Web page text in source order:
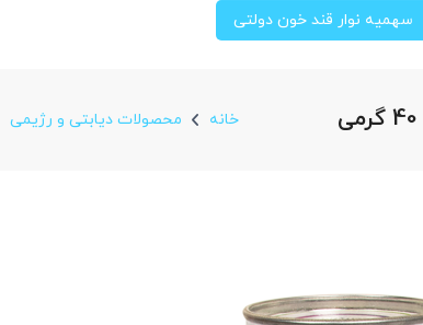
سهمیه نوار قند خون دولتی
خانه محصولات دیابتی و رژیمی